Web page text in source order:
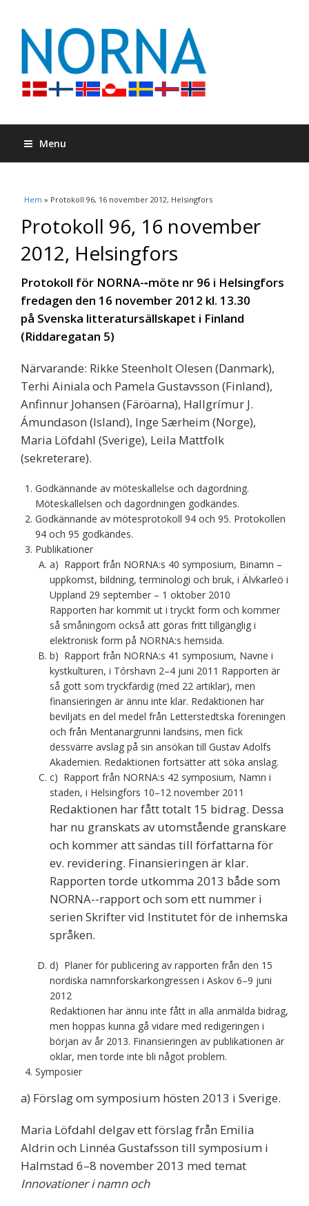
Menu
Du är här
Hem » Protokoll 96, 16 november 2012, Helsingfors
Protokoll 96, 16 november
2012, Helsingfors
Protokoll för NORNA-­‐möte nr 96 i Helsingfors
fredagen den 16 november 2012 kl. 13.30
på Svenska litteratursällskapet i Finland
(Riddaregatan 5)
Närvarande: Rikke Steenholt Olesen (Danmark),
Terhi Ainiala och Pamela Gustavsson (Finland),
Anfinnur Johansen (Färöarna), Hallgrímur J.
Ámundason (Island), Inge Særheim (Norge),
Maria Löfdahl (Sverige), Leila Mattfolk
(sekreterare).
Godkännande av möteskallelse och dagordning.
Möteskallelsen och dagordningen godkändes.
Godkännande av mötesprotokoll 94 och 95. Protokollen
94 och 95 godkändes.
Publikationer
a) Rapport från NORNA:s 40 symposium, Binamn –
uppkomst, bildning, terminologi och bruk, i Älvkarleö i
Uppland 29 september – 1 oktober 2010
Rapporten har kommit ut i tryckt form och kommer
så småningom också att göras fritt tillgänglig i
elektronisk form på NORNA:s hemsida.
b) Rapport från NORNA:s 41 symposium, Navne i
kystkulturen, i Tórshavn 2–4 juni 2011 Rapporten är
så gott som tryckfärdig (med 22 artiklar), men
finansieringen är ännu inte klar. Redaktionen har
beviljats en del medel från Letterstedtska föreningen
och från Mentanargrunni landsins, men fick
dessvärre avslag på sin ansökan till Gustav Adolfs
Akademien. Redaktionen fortsätter att söka anslag.
c) Rapport från NORNA:s 42 symposium, Namn i
staden, i Helsingfors 10–12 november 2011
Redaktionen har fått totalt 15 bidrag. Dessa
har nu granskats av utomstående granskare
och kommer att sändas till författarna för
ev. revidering. Finansieringen är klar.
Rapporten torde utkomma 2013 både som
NORNA-­‐rapport och som ett nummer i
serien Skrifter vid Institutet för de inhemska
språken.
d) Planer för publicering av rapporten från den 15
nordiska namnforskarkongressen i Askov 6–9 juni
2012
Redaktionen har ännu inte fått in alla anmälda bidrag,
men hoppas kunna gå vidare med redigeringen i
början av år 2013. Finansieringen av publikationen är
oklar, men torde inte bli något problem.
Symposier
a) Förslag om symposium hösten 2013 i Sverige.
Maria Löfdahl delgav ett förslag från Emilia
Aldrin och Linnéa Gustafsson till symposium i
Halmstad 6–8 november 2013 med temat
Innovationer i namn och